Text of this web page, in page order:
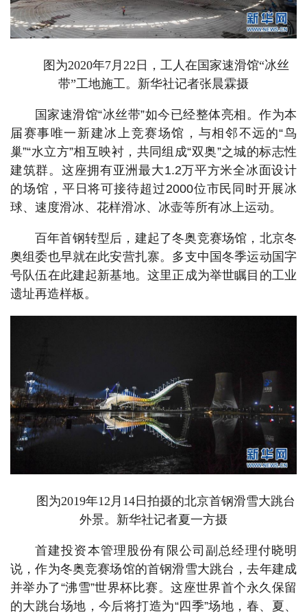
图为2020年7月22日，工人在国家速滑馆“冰丝
带”工地施工。新华社记者张晨霖摄
国家速滑馆“冰丝带”如今已经整体亮相。作为本
届赛事唯一新建冰上竞赛场馆，与相邻不远的“鸟
巢”“水立方”相互映衬，共同组成“双奥”之城的标志性
建筑群。这座拥有亚洲最大1.2万平方米全冰面设计
的场馆，平日将可接待超过2000位市民同时开展冰
球、速度滑冰、花样滑冰、冰壶等所有冰上运动。
百年首钢转型后，建起了冬奥竞赛场馆，北京冬
奥组委也早就在此安营扎寨。多支中国冬季运动国字
号队伍在此建起新基地。这里正成为举世瞩目的工业
遗址再造样板。
图为2019年12月14日拍摄的北京首钢滑雪大跳台
外景。新华社记者夏一方摄
首建投资本管理股份有限公司副总经理付晓明
说，作为冬奥竞赛场馆的首钢滑雪大跳台，去年建成
并举办了“沸雪”世界杯比赛。这座世界首个永久保留
的大跳台场地，今后将打造为“四季”场地，春、夏、